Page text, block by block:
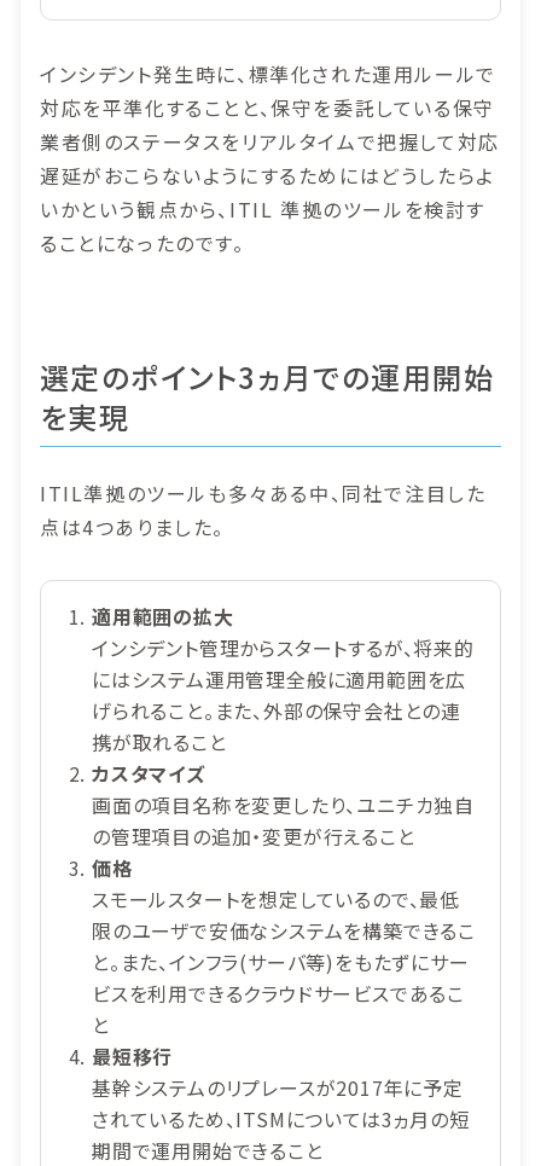
インシデント発生時に、標準化された運用ルールで
対応を平準化することと、保守を委託している保守
業者側のステータスをリアルタイムで把握して対応
遅延がおこらないようにするためにはどうしたらよ
いかという観点から、ITIL 準拠のツールを検討す
ることになったのです。
選定のポイント3ヵ月での運用開始
を実現
ITIL準拠のツールも多々ある中、同社で注目した
点は4つありました。
適用範囲の拡大
インシデント管理からスタートするが、将来的
にはシステム運用管理全般に適用範囲を広
げられること。また、外部の保守会社との連
携が取れること
カスタマイズ
画面の項目名称を変更したり、ユニチカ独自
の管理項目の追加・変更が行えること
価格
スモールスタートを想定しているので、最低
限のユーザで安価なシステムを構築できるこ
と。また、インフラ(サーバ等)をもたずにサー
ビスを利用できるクラウドサービスであるこ
と
最短移行
基幹システムのリプレースが2017年に予定
されているため、ITSMについては3ヵ月の短
期間で運用開始できること